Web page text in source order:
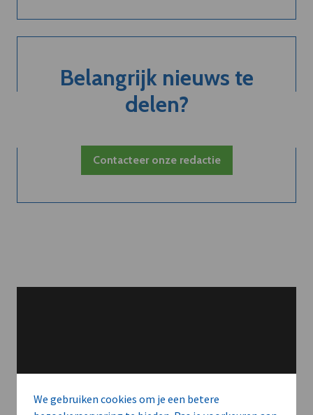
We gebruiken cookies om je een betere
Belangrijk nieuws te
delen?
Contacteer onze redactie